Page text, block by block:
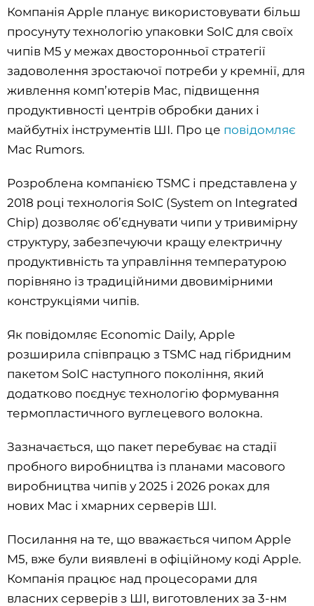
Компанія Apple планує використовувати більш
просунуту технологію упаковки SoIC для своїх
чипів M5 у межах двосторонньої стратегії
задоволення зростаючої потреби у кремнії, для
живлення комп’ютерів Mac, підвищення
продуктивності центрів обробки даних і
майбутніх інструментів ШІ. Про це повідомляє
Mac Rumors.
‌Розроблена компанією TSMC і представлена ​​у
2018 році технологія SoIC (System on Integrated
Chip) дозволяє об’єднувати чипи у тривимірну
структуру, забезпечуючи кращу електричну
продуктивність та управління температурою
порівняно із традиційними двовимірними
конструкціями чипів.
Як повідомляє Economic Daily, Apple
розширила співпрацю з TSMC над гібридним
пакетом SoIC наступного покоління, який
додатково поєднує технологію формування
термопластичного вуглецевого волокна.
Зазначається, що пакет перебуває на стадії
пробного виробництва із планами масового
виробництва чипів у 2025 і 2026 роках для
нових Mac і хмарних серверів ШІ.
Посилання на те, що вважається чипом Apple
M5, вже були виявлені в офіційному коді Apple.
Компанія працює над процесорами для
власних серверів з ШІ, виготовлених за 3-нм